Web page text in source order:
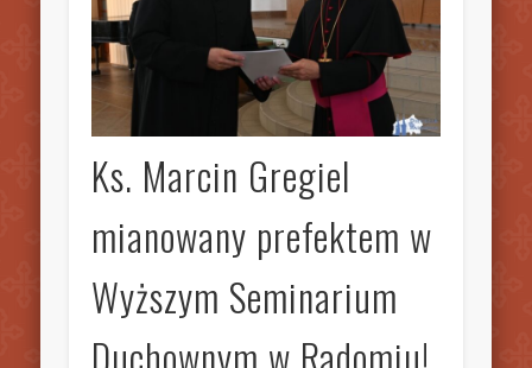
Ks. Marcin Gregiel
mianowany prefektem w
Wyższym Seminarium